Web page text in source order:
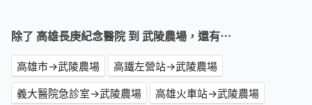
除了 高雄長庚紀念醫院 到 武陵農場，還有⋯
高雄市→武陵農場
高鐵左營站→武陵農場
義大醫院急診室→武陵農場
高雄火車站→武陵農場